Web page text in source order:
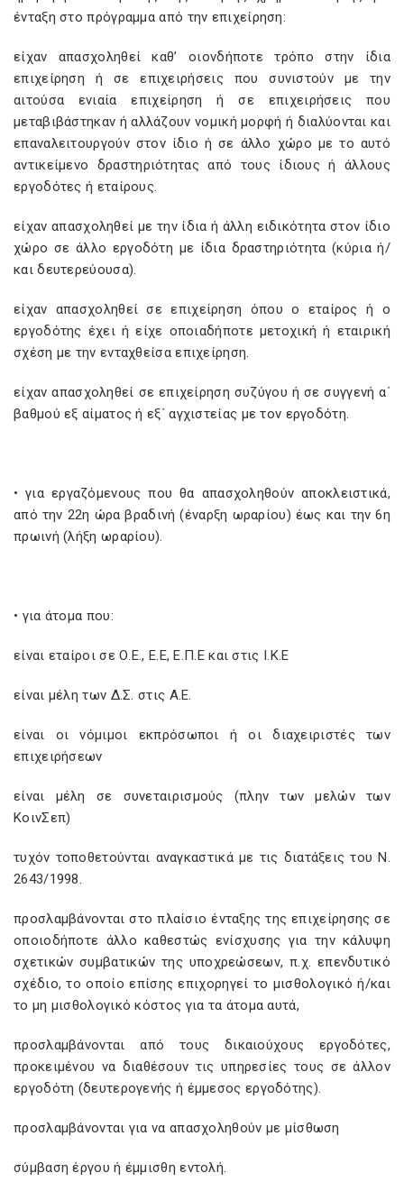
ένταξη στο πρόγραμμα από την επιχείρηση:
είχαν απασχοληθεί καθ’ οιονδήποτε τρόπο στην ίδια
επιχείρηση ή σε επιχειρήσεις που συνιστούν με την
αιτούσα ενιαία επιχείρηση ή σε επιχειρήσεις που
μεταβιβάστηκαν ή αλλάζουν νομική μορφή ή διαλύονται και
επαναλειτουργούν στον ίδιο ή σε άλλο χώρο με το αυτό
αντικείμενο δραστηριότητας από τους ίδιους ή άλλους
εργοδότες ή εταίρους.
είχαν απασχοληθεί με την ίδια ή άλλη ειδικότητα στον ίδιο
χώρο σε άλλο εργοδότη με ίδια δραστηριότητα (κύρια ή/
και δευτερεύουσα).
είχαν απασχοληθεί σε επιχείρηση όπου ο εταίρος ή ο
εργοδότης έχει ή είχε οποιαδήποτε μετοχική ή εταιρική
σχέση με την ενταχθείσα επιχείρηση.
είχαν απασχοληθεί σε επιχείρηση συζύγου ή σε συγγενή α΄
βαθμού εξ αίματος ή εξ΄ αγχιστείας με τον εργοδότη.
• για εργαζόμενους που θα απασχοληθούν αποκλειστικά,
από την 22η ώρα βραδινή (έναρξη ωραρίου) έως και την 6η
πρωινή (λήξη ωραρίου).
• για άτομα που:
είναι εταίροι σε Ο.Ε., Ε.Ε, Ε.Π.Ε και στις Ι.Κ.Ε
είναι μέλη των Δ.Σ. στις Α.Ε.
είναι οι νόμιμοι εκπρόσωποι ή οι διαχειριστές των
επιχειρήσεων
είναι μέλη σε συνεταιρισμούς (πλην των μελών των
ΚοινΣεπ)
τυχόν τοποθετούνται αναγκαστικά με τις διατάξεις του Ν.
2643/1998.
προσλαμβάνονται στο πλαίσιο ένταξης της επιχείρησης σε
οποιοδήποτε άλλο καθεστώς ενίσχυσης για την κάλυψη
σχετικών συμβατικών της υποχρεώσεων, π.χ. επενδυτικό
σχέδιο, το οποίο επίσης επιχορηγεί το μισθολογικό ή/και
το μη μισθολογικό κόστος για τα άτομα αυτά,
προσλαμβάνονται από τους δικαιούχους εργοδότες,
προκειμένου να διαθέσουν τις υπηρεσίες τους σε άλλον
εργοδότη (δευτερογενής ή έμμεσος εργοδότης).
προσλαμβάνονται για να απασχοληθούν με μίσθωση
σύμβαση έργου ή έμμισθη εντολή.